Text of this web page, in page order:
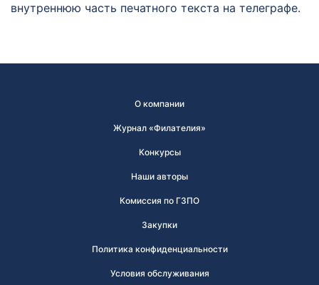
внутреннюю часть печатного текста на телеграфе.
О компании
Журнал «Филателия»
Конкурсы
Наши авторы
Комиссия по ГЗПО
Закупки
Политика конфиденциальности
Условия обслуживания